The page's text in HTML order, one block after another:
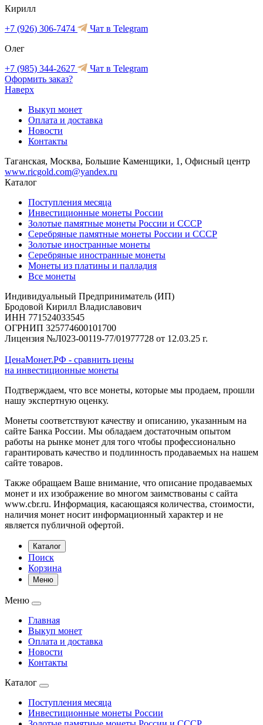
Кирилл
+7 (926) 306-7474
Чат в Telegram
Олег
+7 (985) 344-2627
Чат в Telegram
Оформить заказ?
Наверх
Выкуп монет
Оплата и доставка
Новости
Контакты
Таганская, Москва, Большие Каменщики, 1, Офисный центр
www.ricgold.com@yandex.ru
Каталог
Поступления месяца
Инвестиционные монеты России
Золотые памятные монеты России и СССР
Серебряные памятные монеты России и СССР
Золотые иностранные монеты
Серебряные иностранные монеты
Монеты из платины и палладия
Все монеты
Индивидуальный Предприниматель (ИП)
Бродовой Кирилл Владиславович
ИНН 771524033545
ОГРНИП 325774600101700
Лицензия №Л023-00119-77/01977728 от 12.03.25 г.
ЦенаМонет.РФ - сравнить цены
на инвестиционные монеты
Подтверждаем, что все монеты, которые мы продаем, прошли
нашу экспертную оценку.
Монеты соответствуют качеству и описанию, указанным на
сайте Банка России. Мы обладаем достаточным опытом
работы на рынке монет для того чтобы профессионально
гарантировать качество и подлинность продаваемых на нашем
сайте товаров.
Также обращаем Ваше внимание, что описание продаваемых
монет и их изображение во многом заимствованы с сайта
www.cbr.ru. Информация, касающаяся количества, стоимости,
наличия монет носит информационный характер и не
является публичной офертой.
Каталог
Поиск
Корзина
Меню
Меню
Главная
Выкуп монет
Оплата и доставка
Новости
Контакты
Каталог
Поступления месяца
Инвестиционные монеты России